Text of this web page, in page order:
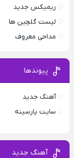
ریمیکس جدید
لیست گلچین ها
مداحی معروف
پیوندها
آهنگ جدید
سایت پارسینه
آهنگ جدید